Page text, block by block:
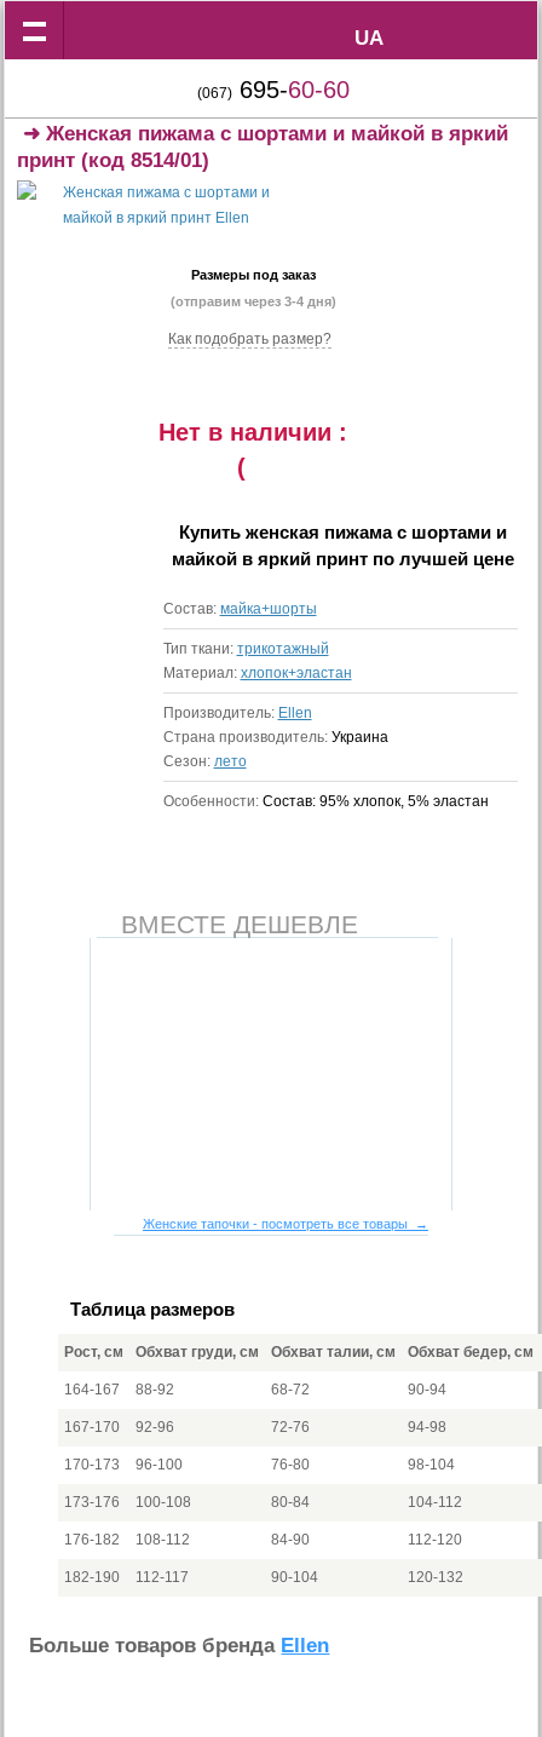
UA
UA
(067) 695-60-60
➜Женская пижама с шортами и майкой в яркий
принт(код 8514/01)
Размеры под заказ
(отправим через 3-4 дня)
Как подобрать размер?
Нет в наличии :
(
Купитьженская пижама с шортами и
майкой в яркий принт по лучшей цене
Состав: майка+шорты
Тип ткани: трикотажный
Материал: хлопок+эластан
Производитель: Ellen
Страна производитель: Украина
Сезон: лето
Особенности: Состав: 95% хлопок, 5% эластан
ВМЕСТЕ ДЕШЕВЛЕ
Женские тапочки - посмотреть все товары →
Таблица размеров
Рост, см Обхват груди, см Обхват талии, см Обхват бедер, см
164-167 88-92 68-72 90-94
167-170 92-96 72-76 94-98
170-173 96-100 76-80 98-104
173-176 100-108 80-84 104-112
176-182 108-112 84-90 112-120
182-190 112-117 90-104 120-132
Больше товаров бренда Ellen